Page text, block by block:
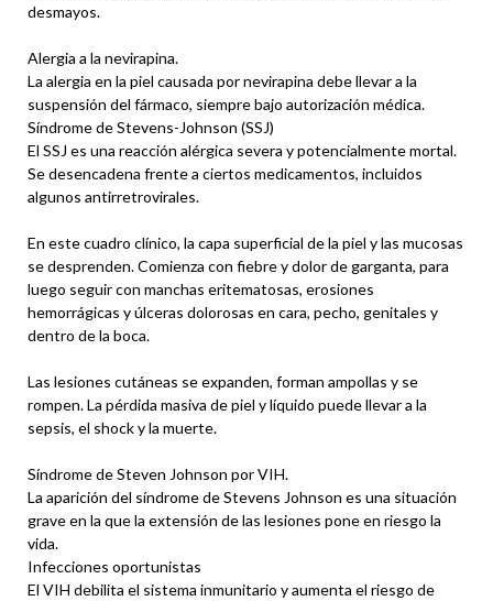
desmayos.
Alergia a la nevirapina.
La alergia en la piel causada por nevirapina debe llevar a la
suspensión del fármaco, siempre bajo autorización médica.
Síndrome de Stevens-Johnson (SSJ)
El SSJ es una reacción alérgica severa y potencialmente mortal.
Se desencadena frente a ciertos medicamentos, incluidos
algunos antirretrovirales.
En este cuadro clínico, la capa superficial de la piel y las mucosas
se desprenden. Comienza con fiebre y dolor de garganta, para
luego seguir con manchas eritematosas, erosiones
hemorrágicas y úlceras dolorosas en cara, pecho, genitales y
dentro de la boca.
Las lesiones cutáneas se expanden, forman ampollas y se
rompen. La pérdida masiva de piel y líquido puede llevar a la
sepsis, el shock y la muerte.
Síndrome de Steven Johnson por VIH.
La aparición del síndrome de Stevens Johnson es una situación
grave en la que la extensión de las lesiones pone en riesgo la
vida.
Infecciones oportunistas
El VIH debilita el sistema inmunitario y aumenta el riesgo de